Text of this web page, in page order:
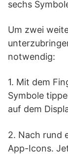
sechs
Um zwei
notwendig:
1. Mit dem
Symbole
auf dem
2. Nach rund
App-Icons.